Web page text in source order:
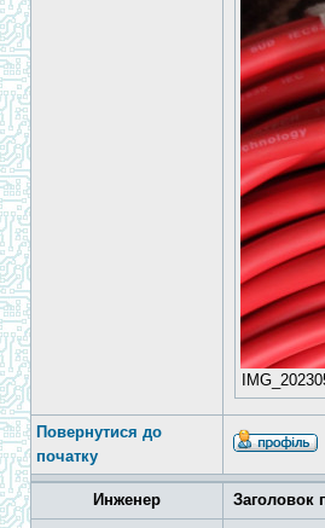
Повернутися до
початку
Инженер Заголовок